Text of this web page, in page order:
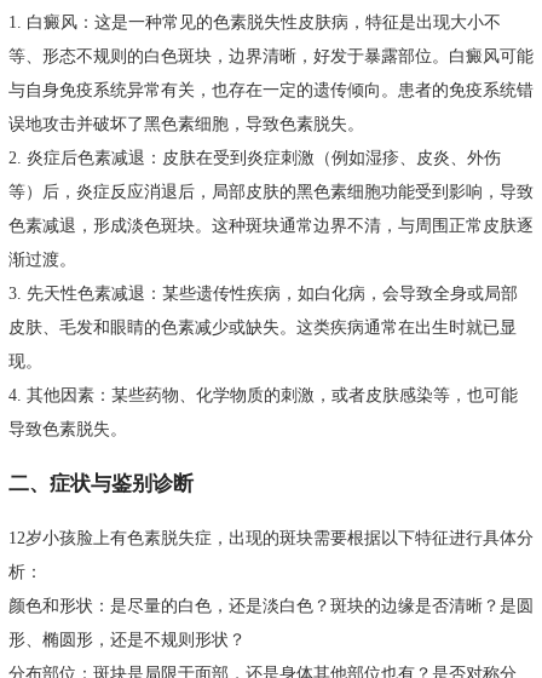
1. 白癜风：这是一种常见的色素脱失性皮肤病，特征是出现大小不
等、形态不规则的白色斑块，边界清晰，好发于暴露部位。白癜风可能
与自身免疫系统异常有关，也存在一定的遗传倾向。患者的免疫系统错
误地攻击并破坏了黑色素细胞，导致色素脱失。
2. 炎症后色素减退：皮肤在受到炎症刺激（例如湿疹、皮炎、外伤
等）后，炎症反应消退后，局部皮肤的黑色素细胞功能受到影响，导致
色素减退，形成淡色斑块。这种斑块通常边界不清，与周围正常皮肤逐
渐过渡。
3. 先天性色素减退：某些遗传性疾病，如白化病，会导致全身或局部
皮肤、毛发和眼睛的色素减少或缺失。这类疾病通常在出生时就已显
现。
4. 其他因素：某些药物、化学物质的刺激，或者皮肤感染等，也可能
导致色素脱失。
二、症状与鉴别诊断
12岁小孩脸上有色素脱失症，出现的斑块需要根据以下特征进行具体分
析：
颜色和形状：是尽量的白色，还是淡白色？斑块的边缘是否清晰？是圆
形、椭圆形，还是不规则形状？
分布部位：斑块是局限于面部，还是身体其他部位也有？是否对称分